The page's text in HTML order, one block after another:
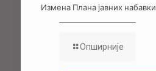
Измена Плана јавних набавки
Опширније